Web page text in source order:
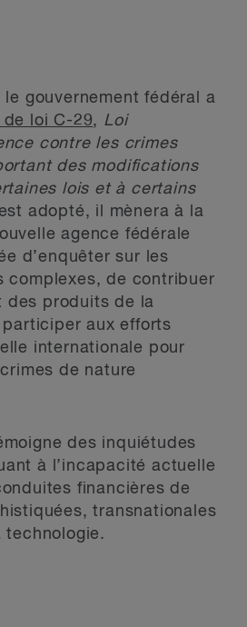
le gouvernement fédéral a
loi C-29, Loi
contre les crimes
des modifications
lois et à certains
adopté, il mènera à la
agence fédérale
d’enquêter sur les
complexes, de contribuer
des produits de la
aux efforts
internationale pour
de nature
des inquiétudes
à l’incapacité actuelle
financières de
transnationales